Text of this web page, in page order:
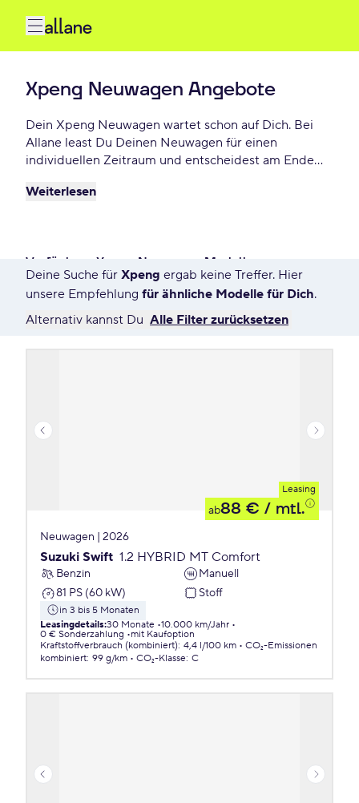
Xpeng Neuwagen Angebote
Dein Xpeng Neuwagen wartet schon auf Dich. Bei
Allane least Du Deinen Neuwagen für einen
individuellen Zeitraum und entscheidest am Ende
oder zurückgeben willst. Finde das perfekte Xpeng
Weiterlesen
Verfügbare Xpeng Neuwagen Modelle
7568 Angebote für Deine Suche
Deine Suche für Xpeng ergab keine Treffer. Hier
unsere Empfehlung für ähnliche Modelle für Dich.
Alternativ kannst Du Alle Filter zurücksetzen
Leasing
ab88 € / mtl.
Neuwagen | 2026
Suzuki Swift 1.2 HYBRID MT Comfort
Benzin
Manuell
81 PS (60 kW)
Stoff
in 3 bis 5 Monaten
Leasingdetails:30 Monate 10.000 km/Jahr
0 € Sonderzahlung
mit Kaufoption
Kraftstoffverbrauch (kombiniert): 4,4 l/100 km
CO₂-Emissionen
kombiniert: 99 g/km CO₂-Klasse: C